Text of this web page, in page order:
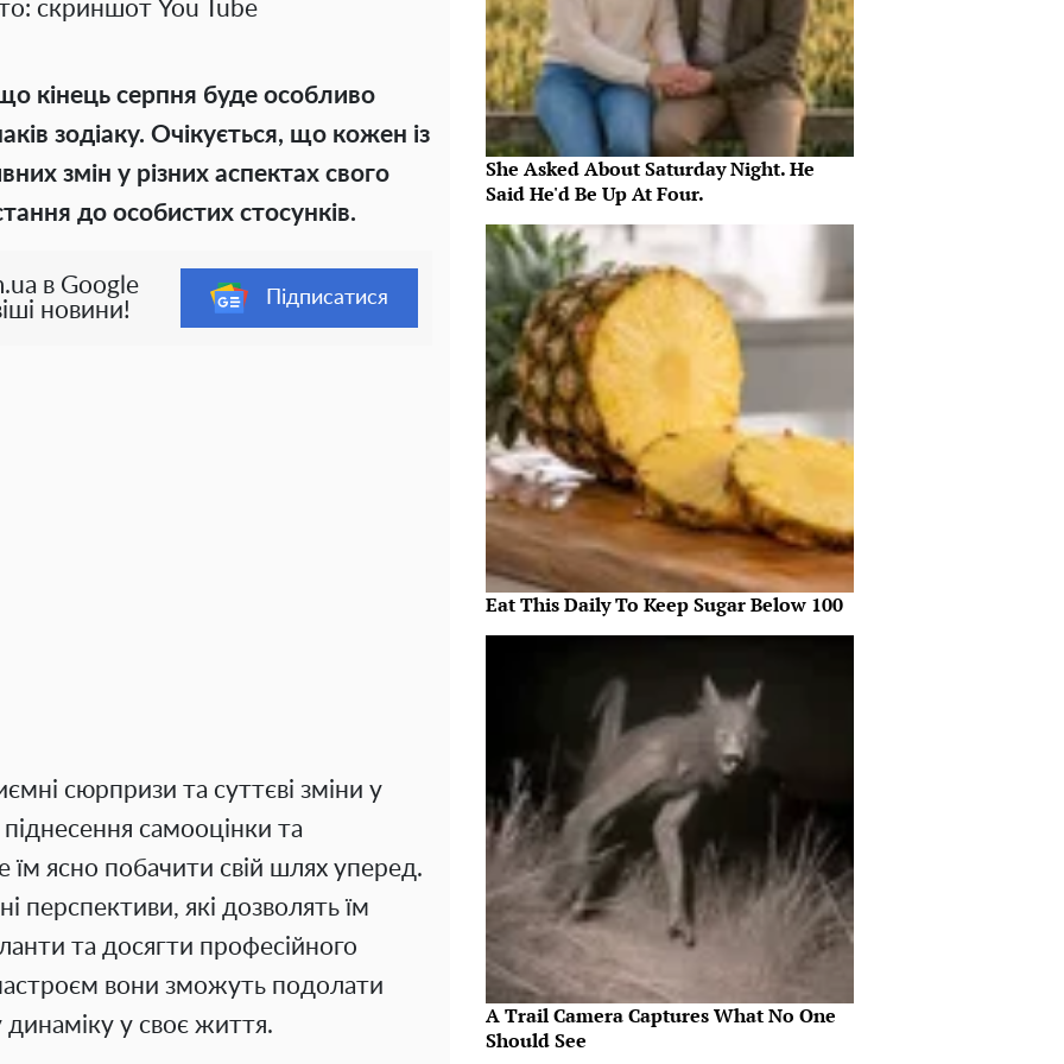
скриншот You Tube
кінець серпня буде особливо
зодіаку. Очікується, що кожен із
змін у різних аспектах свого
до особистих стосунків.
в Google
новини!
Підписатися
сюрпризи та суттєві зміни у
самооцінки та
ясно побачити свій шлях уперед.
перспективи, які дозволять їм
та досягти професійного
вони зможуть подолати
у своє життя.
She Asked About Saturday Night. He
Said He'd Be Up At Four.
Eat This Daily To Keep Sugar Below 100
A Trail Camera Captures What No One
Should See